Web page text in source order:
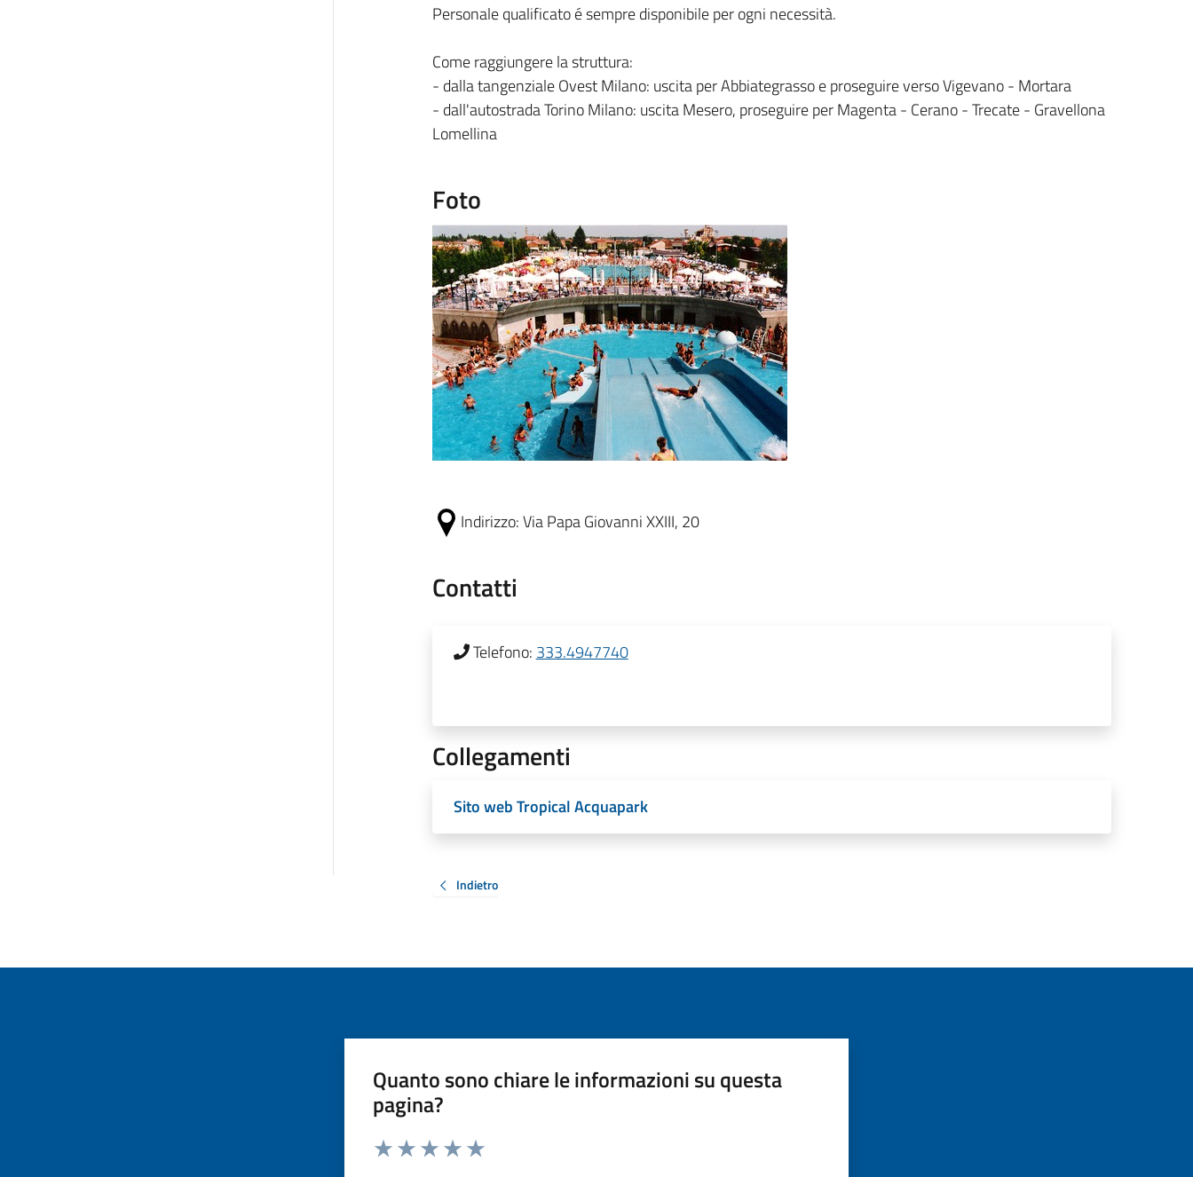
Personale qualificato é sempre disponibile per ogni necessità.
Come raggiungere la struttura:
- dalla tangenziale Ovest Milano: uscita per Abbiategrasso e proseguire verso Vigevano - Mortara
- dall'autostrada Torino Milano: uscita Mesero, proseguire per Magenta - Cerano - Trecate - Gravellona
Lomellina
Foto
Indirizzo:Via Papa Giovanni XXIII, 20
Contatti
Telefono: 333.4947740
Collegamenti
Sito web Tropical Acquapark
Indietro
Quanto sono chiare le informazioni su questa
pagina?
Valuta da 1 a 5 stelle la pagina